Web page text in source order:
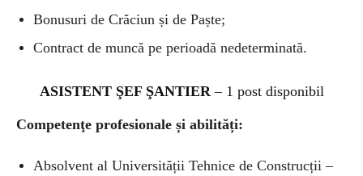
Bonusuri de Crăciun și de Paște;
Contract de muncă pe perioadă nedeterminată.
ASISTENT ŞEF ŞANTIER – 1 post disponibil
Competenţe profesionale și abilități:
Absolvent al Universității Tehnice de Construcții –